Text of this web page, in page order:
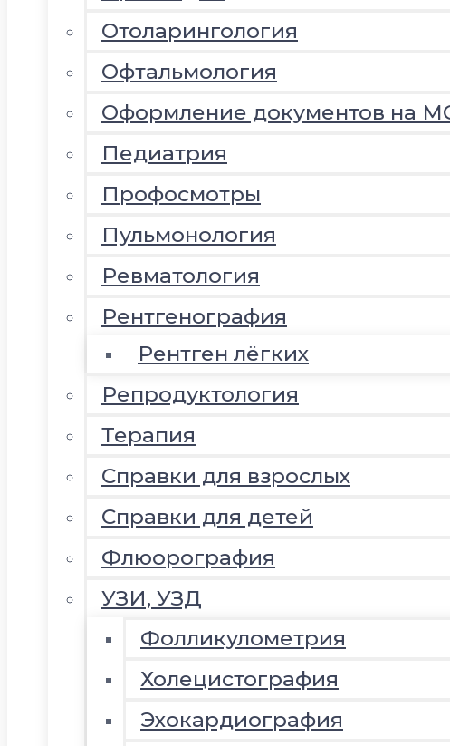
Отоларингология
Офтальмология
Оформление документов на
Педиатрия
Профосмотры
Пульмонология
Ревматология
Рентгенография
Рентген лёгких
Репродуктология
Терапия
Справки для взрослых
Справки для детей
Флюорография
УЗИ, УЗД
Фолликулометрия
Холецистография
Эхокардиография